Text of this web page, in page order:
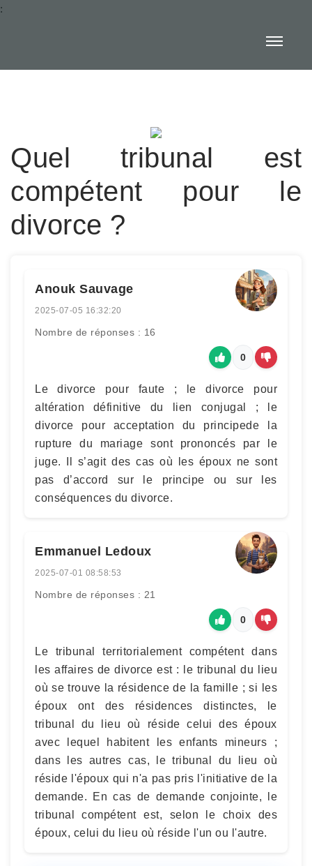
:
Quel tribunal est
compétent pour le
divorce ?
Anouk Sauvage
2025-07-05 16:32:20
Nombre de réponses : 16
0
Le divorce pour faute ; le divorce pour
altération définitive du lien conjugal ; le
divorce pour acceptation du principede la
rupture du mariage sont prononcés par le
juge. Il s’agit des cas où les époux ne sont
pas d’accord sur le principe ou sur les
conséquences du divorce.
Emmanuel Ledoux
2025-07-01 08:58:53
Nombre de réponses : 21
0
Le tribunal territorialement compétent dans
les affaires de divorce est : le tribunal du lieu
où se trouve la résidence de la famille ; si les
époux ont des résidences distinctes, le
tribunal du lieu où réside celui des époux
avec lequel habitent les enfants mineurs ;
dans les autres cas, le tribunal du lieu où
réside l'époux qui n'a pas pris l'initiative de la
demande. En cas de demande conjointe, le
tribunal compétent est, selon le choix des
époux, celui du lieu où réside l'un ou l'autre.